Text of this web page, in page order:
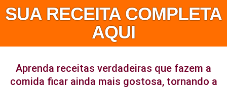
SUA RECEITA COMPLETA
AQUI
Aprenda receitas verdadeiras que fazem a
comida ficar ainda mais gostosa, tornando a